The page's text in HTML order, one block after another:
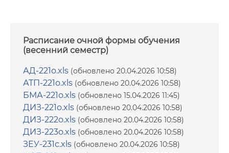
Расписание очной формы обучения
(весенний семестр)
АД-221о.xls (обновлено 20.04.2026 10:58)
АТП-221о.xls (обновлено 20.04.2026 10:58)
БМА-221о.xls (обновлено 15.04.2026 11:45)
ДИЗ-221о.xls (обновлено 20.04.2026 10:58)
ДИЗ-222о.xls (обновлено 20.04.2026 10:58)
ДИЗ-223о.xls (обновлено 20.04.2026 10:58)
ЗЕУ-231с.xls (обновлено 20.04.2026 10:58)